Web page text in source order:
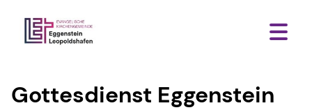
Gottesdienst Eggenstein